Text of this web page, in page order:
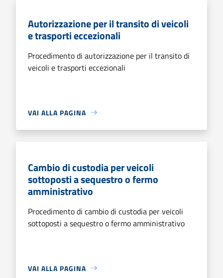
Autorizzazione per il transito di veicoli
e trasporti eccezionali
Procedimento di autorizzazione per il transito di
veicoli e trasporti eccezionali
VAI ALLA PAGINA
Cambio di custodia per veicoli
sottoposti a sequestro o fermo
amministrativo
Procedimento di cambio di custodia per veicoli
sottoposti a sequestro o fermo amministrativo
VAI ALLA PAGINA